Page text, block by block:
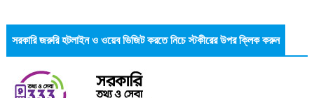
সরকারি জরুরি হটলাইন ও ওয়েব ভিজিট করতে নিচে স্টকীরের উপর ক্লিক করুন